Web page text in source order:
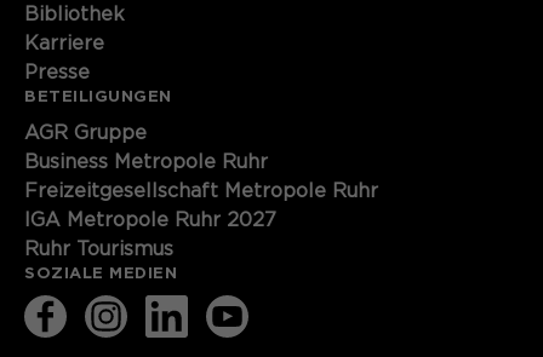
Bibliothek
Karriere
Presse
BETEILIGUNGEN
AGR Gruppe
Business Metropole Ruhr
Freizeitgesellschaft Metropole Ruhr
IGA Metropole Ruhr 2027
Ruhr Tourismus
SOZIALE MEDIEN